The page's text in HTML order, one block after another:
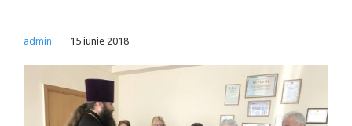
admin 15 iunie 2018